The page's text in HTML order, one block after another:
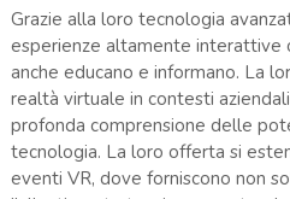
Grazie alla loro tecnologia
esperienze altamente interattive
anche educano e informano. La
realtà virtuale in contesti
profonda comprensione delle
tecnologia. La loro offerta si
eventi VR, dove forniscono non